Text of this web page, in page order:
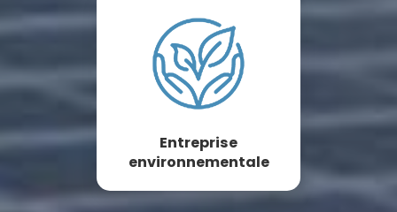
Entreprise
environnementale